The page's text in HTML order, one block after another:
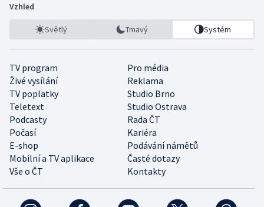
Vzhled
Světlý Tmavý Systém
TV program
Pro média
Živé vysílání
Reklama
TV poplatky
Studio Brno
Teletext
Studio Ostrava
Podcasty
Rada ČT
Počasí
Kariéra
E-shop
Podávání námětů
Mobilní a TV aplikace
Časté dotazy
Vše o ČT
Kontakty